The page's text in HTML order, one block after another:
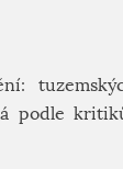
podle